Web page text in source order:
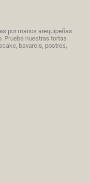
por manos arequipeñas
Prueba nuestras tortas
bavarois, postres,